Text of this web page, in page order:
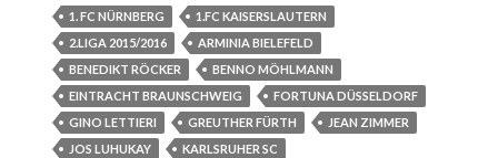
1. FC NÜRNBERG
1.FC KAISERSLAUTERN
2.LIGA 2015/2016
ARMINIA BIELEFELD
BENEDIKT RÖCKER
BENNO MÖHLMANN
EINTRACHT BRAUNSCHWEIG
FORTUNA DÜSSELDORF
GINO LETTIERI
GREUTHER FÜRTH
JEAN ZIMMER
JOS LUHUKAY
KARLSRUHER SC